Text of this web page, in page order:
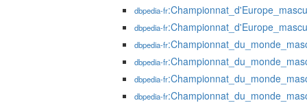
dbpedia-fr
dbpedia-fr
dbpedia-fr
dbpedia-fr
dbpedia-fr
dbpedia-fr